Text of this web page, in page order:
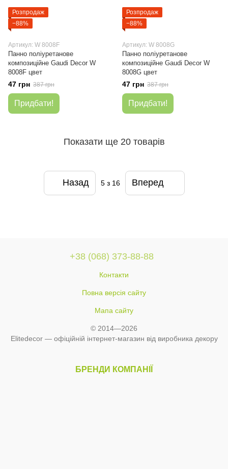
Розпродаж
−88%
Артикул: W 8008F
Панно поліуретанове
композиційне Gaudi Decor W
8008F цвет
47 грн 387 грн
Придбати!
Розпродаж
−88%
Артикул: W 8008G
Панно поліуретанове
композиційне Gaudi Decor W
8008G цвет
47 грн 387 грн
Придбати!
Показати ще 20 товарів
Назад 5з 16 Вперед
+38 (068) 373-88-88
Контакти
Повна версія сайту
Мапа сайту
© 2014—2026
Elitedecor — офіційній інтернет-магазин від виробника декору
БРЕНДИ КОМПАНІЇ